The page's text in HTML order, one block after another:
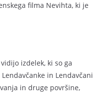
filma Nevihta, ki je
izdelek, ki so ga
in Lendavčani
in druge površine,